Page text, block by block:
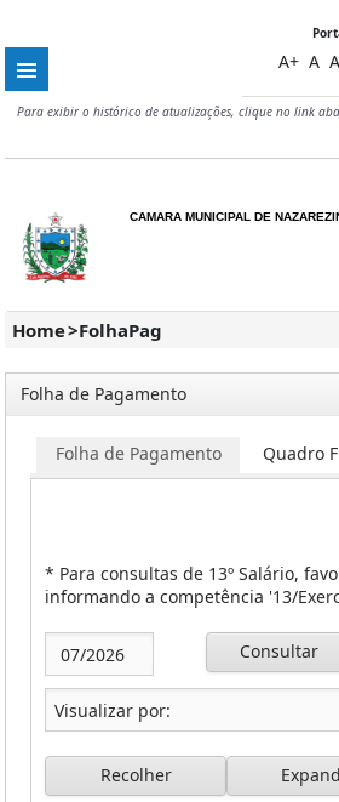
A+ A
Para exibir o histórico de atualizações, clique no link
CAMARA MUNICIPAL DE
Home>FolhaPag
Folha de Pagamento
Folha de Pagamento Quadro
* Para consultas de 13º Salário,
informando a competência '13/
Consultar
Recolher